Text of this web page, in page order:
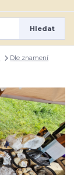
Hledat
Dle znamení